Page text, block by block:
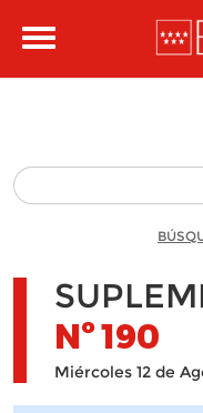
Toggle
Nº190
Miércoles 12 de